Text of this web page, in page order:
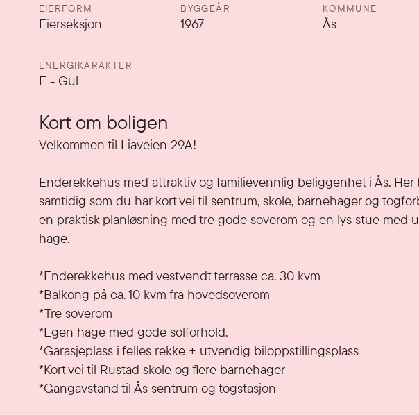
EIERFORM
Eierseksjon
BYGGEÅR
1967
KOMMUNE
Ås
ENERGIKARAKTER
E- Gul
Kort om boligen
Velkommen til Liaveien 29A!
Enderekkehus med attraktiv og familievennlig beliggenhet i Ås.
samtidig som du har kort vei til sentrum, skole, barnehager og
en praktisk planløsning med tre gode soverom og en lys stue med
hage.
*Enderekkehus med vestvendt terrasse ca. 30 kvm
*Balkong på ca. 10 kvm fra hovedsoverom
*Tre soverom
*Egen hage med gode solforhold.
*Garasjeplass i felles rekke + utvendig biloppstillingsplass
*Kort vei til Rustad skole og flere barnehager
*Gangavstand til Ås sentrum og togstasjon